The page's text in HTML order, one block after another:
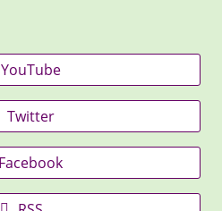
YouTube
Twitter
Facebook